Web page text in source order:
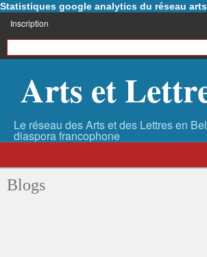
Statistiques google analytics du réseau
Inscription
Arts et
Blogs